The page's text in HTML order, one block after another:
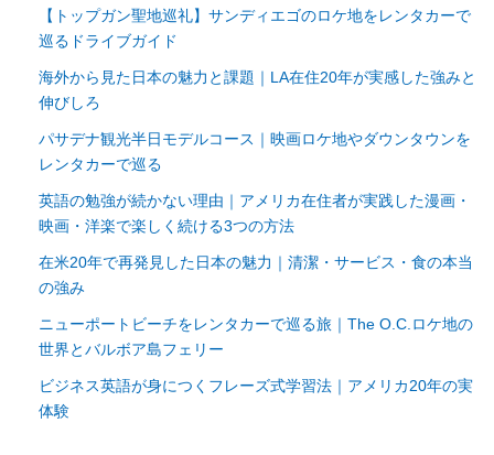
【トップガン聖地巡礼】サンディエゴのロケ地をレンタカーで
巡るドライブガイド
海外から見た日本の魅力と課題｜LA在住20年が実感した強みと
伸びしろ
パサデナ観光半日モデルコース｜映画ロケ地やダウンタウンを
レンタカーで巡る
英語の勉強が続かない理由｜アメリカ在住者が実践した漫画・
映画・洋楽で楽しく続ける3つの方法
在米20年で再発見した日本の魅力｜清潔・サービス・食の本当
の強み
ニューポートビーチをレンタカーで巡る旅｜The O.C.ロケ地の
世界とバルボア島フェリー
ビジネス英語が身につくフレーズ式学習法｜アメリカ20年の実
体験